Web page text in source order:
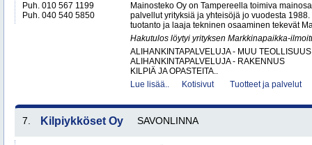
Puh. 010 567 1199
Puh. 040 540 5850
Mainosteko Oy on Tampereella toimiva
palvellut yrityksiä ja yhteisöjä jo vuodesta
tuotanto ja laaja tekninen osaaminen tekevät
Hakutulos löytyi yrityksen Markkinapaikka-
ALIHANKINTAPALVELUJA - MUU TEOLLISUUS
ALIHANKINTAPALVELUJA - RAKENNUS
KILPIÄ JA OPASTEITA..
Lue lisää..
Kotisivut Tuotteet ja palvelut
7. Kilpiykköset Oy SAVONLINNA